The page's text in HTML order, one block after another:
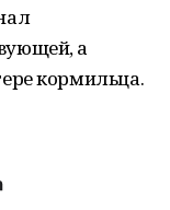
а
кормильца.